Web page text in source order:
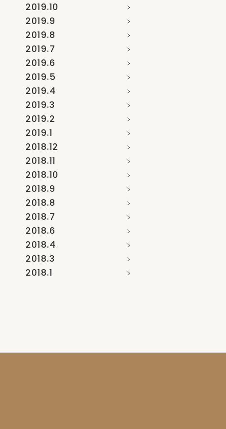
2019.10
2019.9
2019.8
2019.7
2019.6
2019.5
2019.4
2019.3
2019.2
2019.1
2018.12
2018.11
2018.10
2018.9
2018.8
2018.7
2018.6
2018.4
2018.3
2018.1